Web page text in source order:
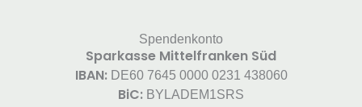
Spendenkonto
Sparkasse Mittelfranken Süd
IBAN: DE60 7645 0000 0231 438060
BiC: BYLADEM1SRS